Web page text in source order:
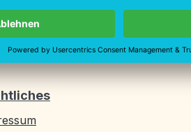
Vertrag widerrufen